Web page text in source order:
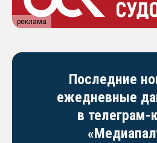
реклама
Последние
ежедневные
в телеграм-